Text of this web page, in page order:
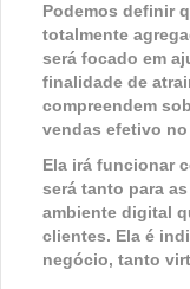
Podemos definir
totalmente
será focado em
finalidade de
compreendem
vendas efetivo
Ela irá funcionar
será tanto para
ambiente digital
clientes. Ela é
negócio, tanto